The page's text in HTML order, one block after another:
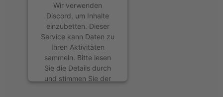
Wir verwenden
Discord, um Inhalte
einzubetten. Dieser
Service kann Daten zu
Ihren Aktivitäten
sammeln. Bitte lesen
Sie die Details durch
und stimmen Sie der